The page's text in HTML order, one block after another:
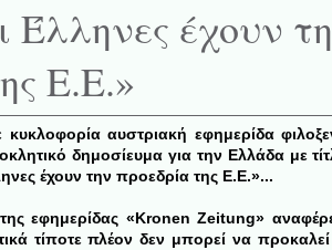
Έλληνες έχουν
Ε.Ε.»
αυστριακή εφημερίδα
δημοσίευμα για την Ελλάδα με
έχουν την προεδρία της Ε.Ε.»...
εφημερίδας «Kronen Zeitung»
τίποτε πλέον δεν μπορεί να